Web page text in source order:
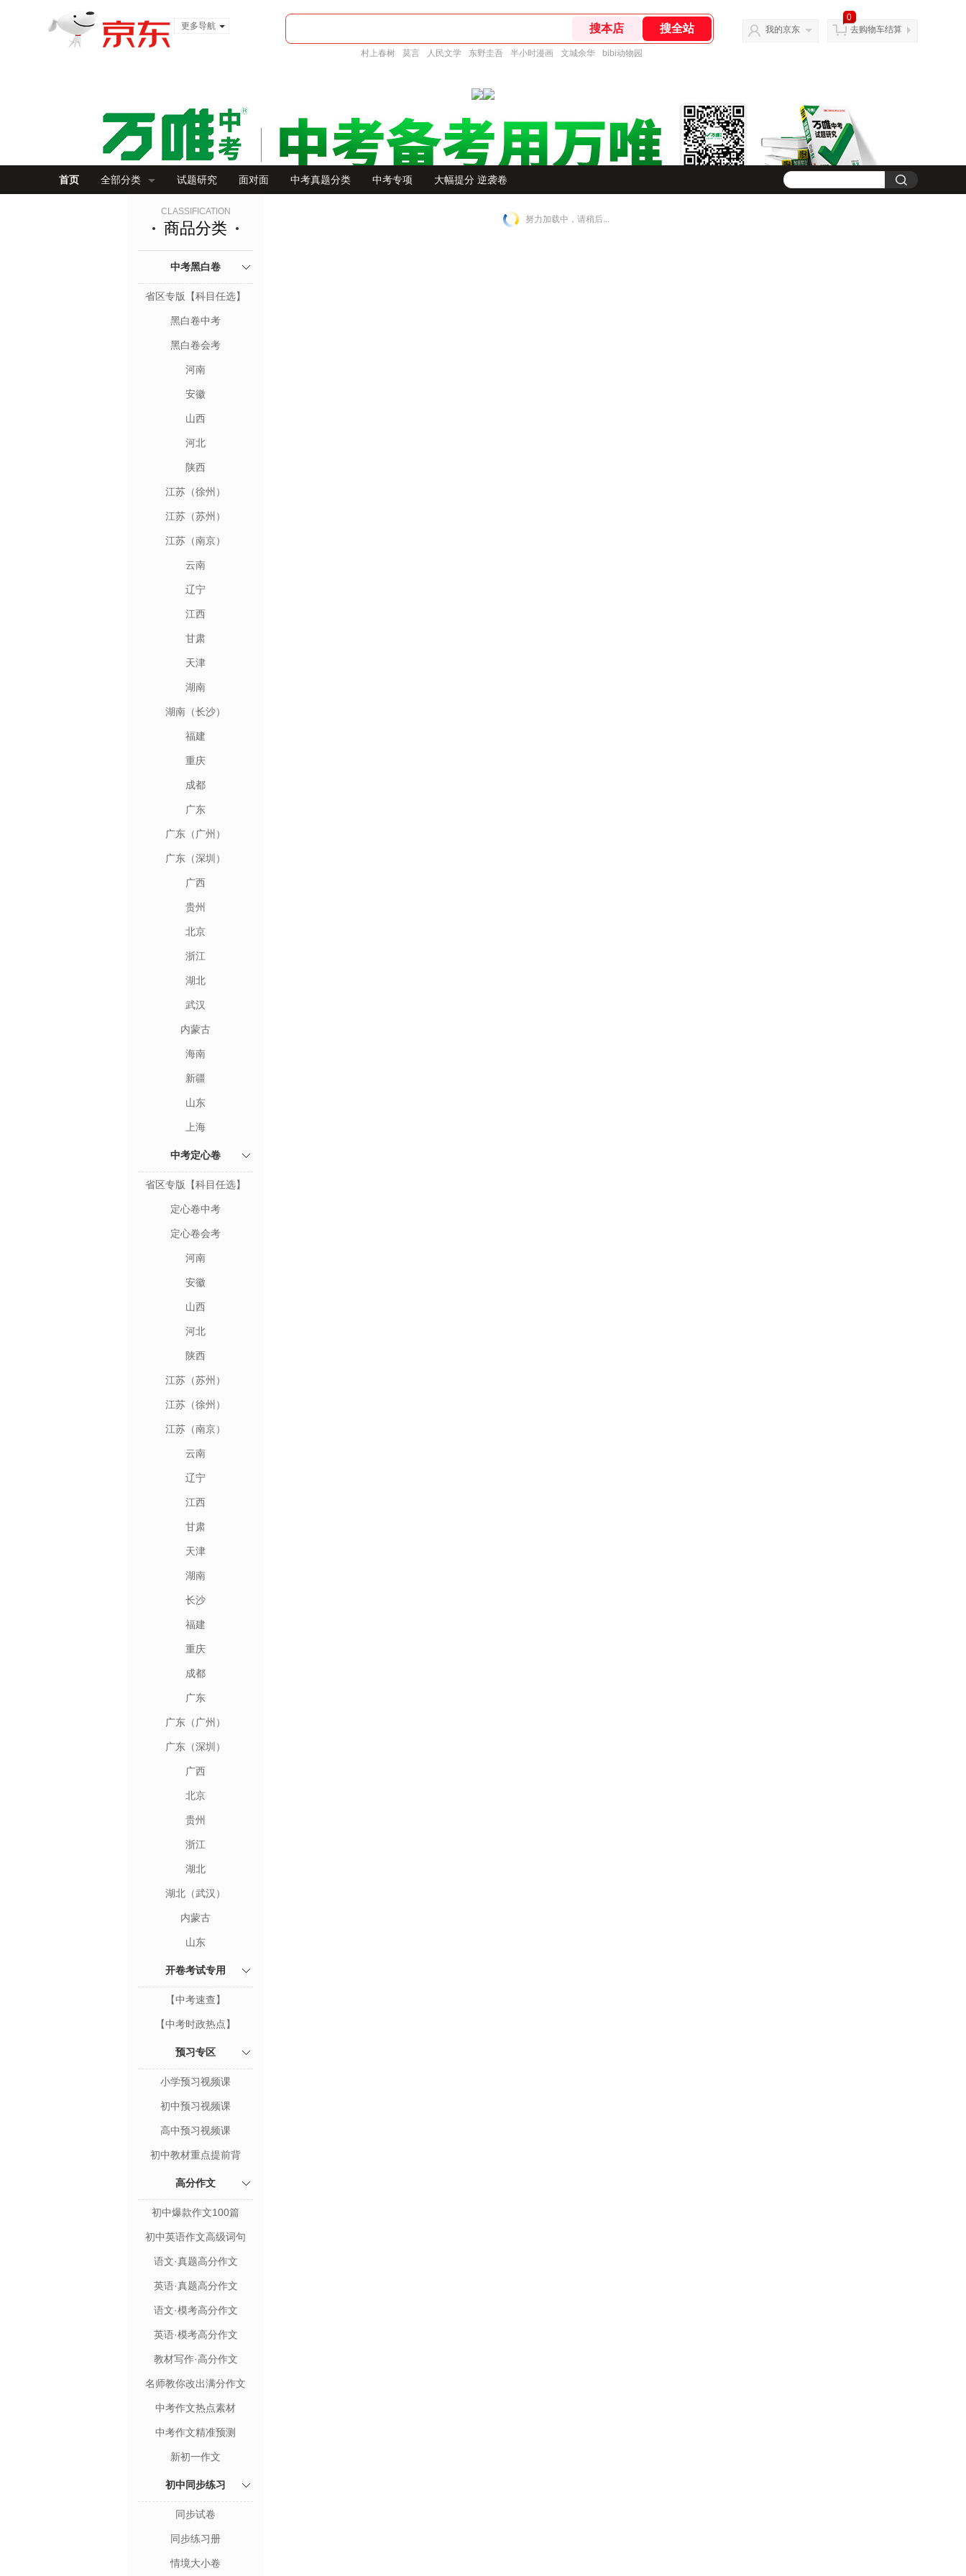
更多导航
村上春树 莫言 人民文学 东野圭吾 半小时漫画 文城余华 bibi动物园
我的京东
0
去购物车结算
首页 全部分类 试题研究 面对面 中考真题分类 中考专项 大幅提分 逆袭卷
CLASSIFICATION
商品分类
中考黑白卷
省区专版【科目任选】
黑白卷中考
黑白卷会考
河南
安徽
山西
河北
陕西
江苏（徐州）
江苏（苏州）
江苏（南京）
云南
辽宁
江西
甘肃
天津
湖南
湖南（长沙）
福建
重庆
成都
广东
广东（广州）
广东（深圳）
广西
贵州
北京
浙江
湖北
武汉
内蒙古
海南
新疆
山东
上海
中考定心卷
省区专版【科目任选】
定心卷中考
定心卷会考
河南
安徽
山西
河北
陕西
江苏（苏州）
江苏（徐州）
江苏（南京）
云南
辽宁
江西
甘肃
天津
湖南
长沙
福建
重庆
成都
广东
广东（广州）
广东（深圳）
广西
北京
贵州
浙江
湖北
湖北（武汉）
内蒙古
山东
开卷考试专用
【中考速查】
【中考时政热点】
预习专区
小学预习视频课
初中预习视频课
高中预习视频课
初中教材重点提前背
高分作文
初中爆款作文100篇
初中英语作文高级词句
语文·真题高分作文
英语·真题高分作文
语文·模考高分作文
英语·模考高分作文
教材写作·高分作文
名师教你改出满分作文
中考作文热点素材
中考作文精准预测
新初一作文
初中同步练习
同步试卷
同步练习册
情境大小卷
努力加载中，请稍后...